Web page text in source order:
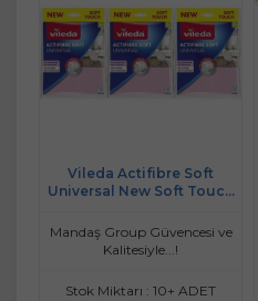
Vileda Actifibre Soft
Universal New Soft Touch
Mandaş Group Güvencesi ve
Kalitesiyle...!
Stok Miktarı : 10+ ADET